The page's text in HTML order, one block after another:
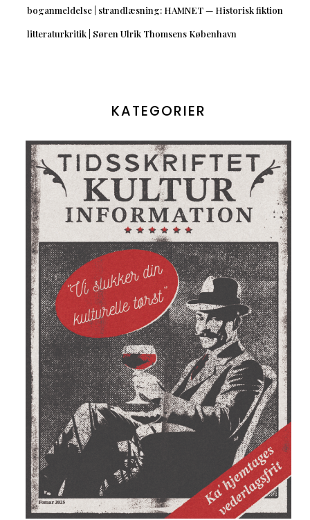
boganmeldelse | strandlæsning: HAMNET — Historisk fiktion
litteraturkritik | Søren Ulrik Thomsens København
KATEGORIER